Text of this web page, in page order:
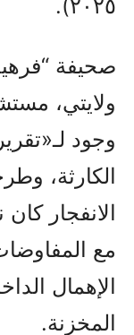
٢٠٢٥).
صحيفة
ولايتي،
وجود
الكارثة،
الانفجار
مع
الإهمال
المخزنة.